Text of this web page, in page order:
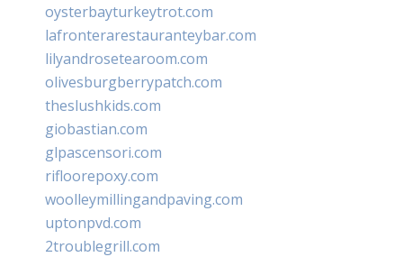
oysterbayturkeytrot.com
lafronterarestauranteybar.com
lilyandrosetearoom.com
olivesburgberrypatch.com
theslushkids.com
giobastian.com
glpascensori.com
rifloorepoxy.com
woolleymillingandpaving.com
uptonpvd.com
2troublegrill.com